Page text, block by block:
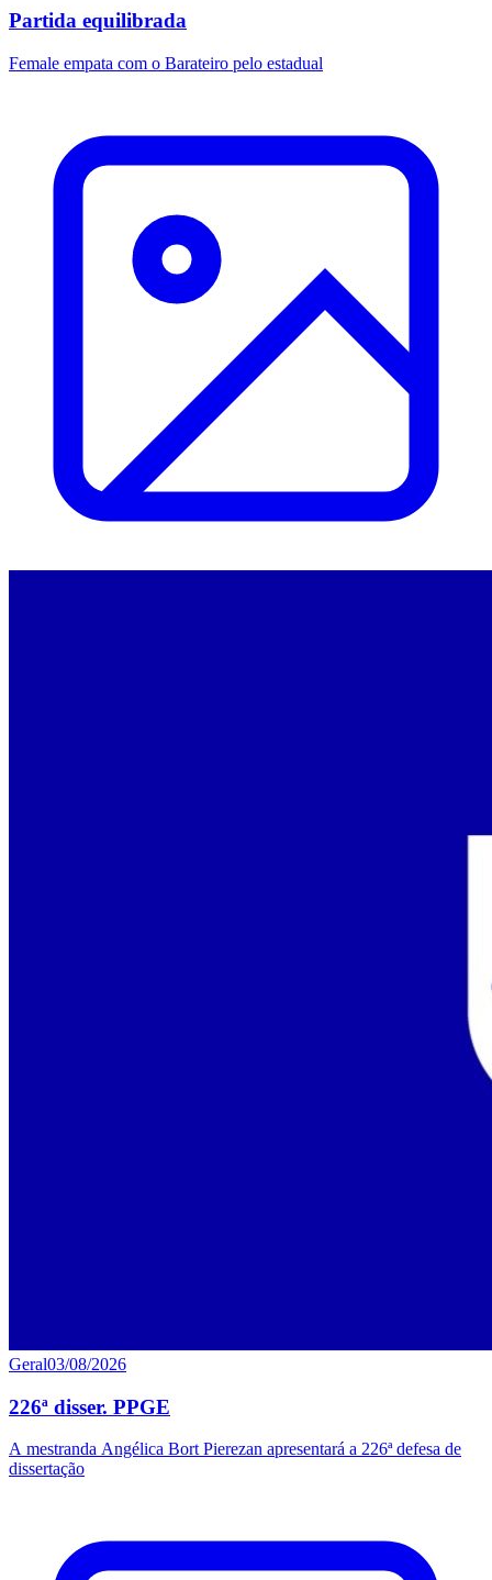
Partida equilibrada
Female empata com o Barateiro pelo estadual
Geral03/08/2026
226ª disser. PPGE
A mestranda Angélica Bort Pierezan apresentará a 226ª defesa de
dissertação